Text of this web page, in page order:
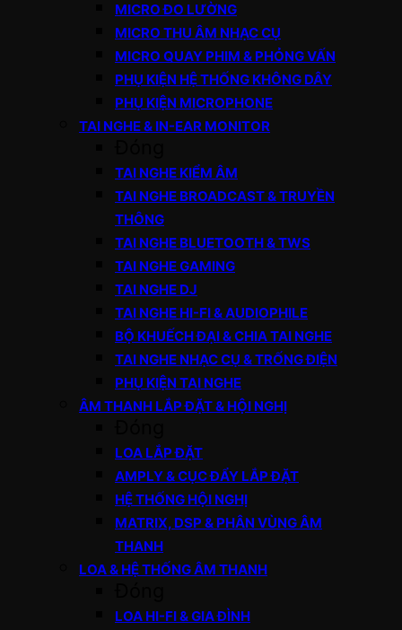
MICRO ĐO LƯỜNG
MICRO THU ÂM NHẠC CỤ
MICRO QUAY PHIM & PHỎNG VẤN
PHỤ KIỆN HỆ THỐNG KHÔNG DÂY
PHỤ KIỆN MICROPHONE
TAI NGHE & IN-EAR MONITOR
TAI NGHE KIỂM ÂM
TAI NGHE BROADCAST & TRUYỀN
THÔNG
TAI NGHE BLUETOOTH & TWS
TAI NGHE GAMING
TAI NGHE DJ
TAI NGHE HI-FI & AUDIOPHILE
BỘ KHUẾCH ĐẠI & CHIA TAI NGHE
TAI NGHE NHẠC CỤ & TRỐNG ĐIỆN
PHỤ KIỆN TAI NGHE
ÂM THANH LẮP ĐẶT & HỘI NGHỊ
LOA LẮP ĐẶT
AMPLY & CỤC ĐẨY LẮP ĐẶT
HỆ THỐNG HỘI NGHỊ
MATRIX, DSP & PHÂN VÙNG ÂM
THANH
LOA & HỆ THỐNG ÂM THANH
LOA HI-FI & GIA ĐÌNH